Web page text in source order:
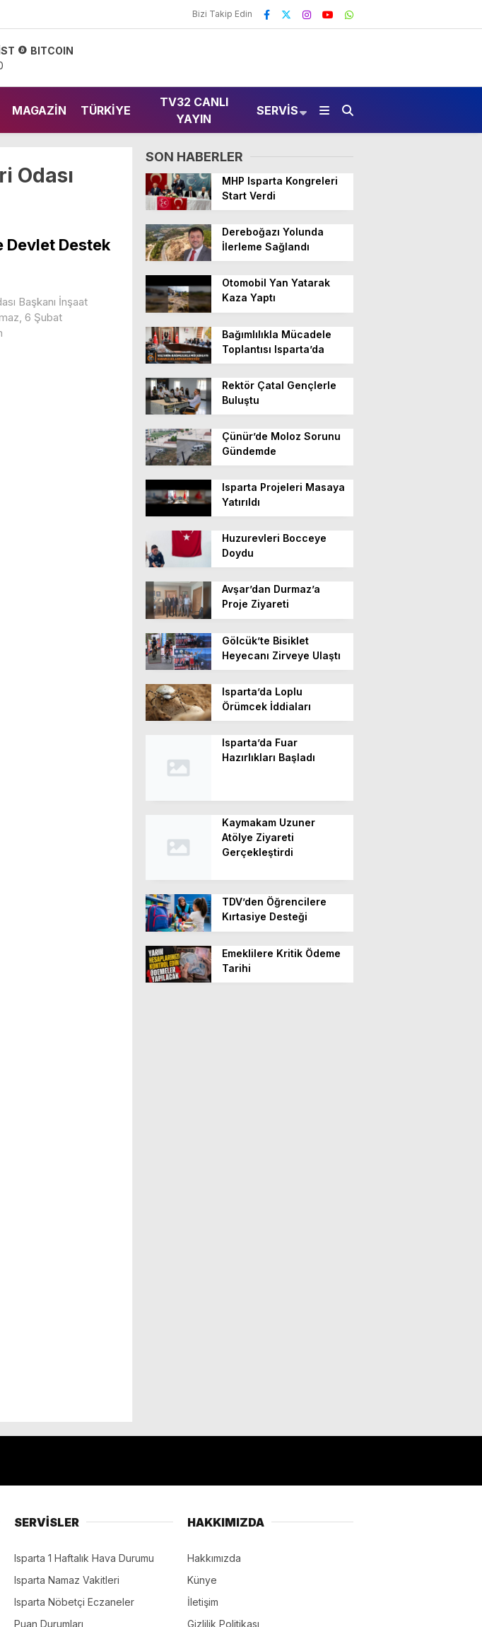
Bizi Takip Edin
BITCOIN
MAGAZIN TÜRKIYE
TV32 CANLI
YAYIN
SERVIS
Odası
Devlet Destek
Başkanı İnşaat
6 Şubat
SON HABERLER
MHP Isparta Kongreleri
Start Verdi
Dereboğazı Yolunda
İlerleme Sağlandı
Otomobil Yan Yatarak
Kaza Yaptı
Bağımlılıkla Mücadele
Toplantısı Isparta’da
Rektör Çatal Gençlerle
Buluştu
Çünür’de Moloz Sorunu
Gündemde
Isparta Projeleri Masaya
Yatırıldı
Huzurevleri Bocceye
Doydu
Avşar’dan Durmaz’a
Proje Ziyareti
Gölcük’te Bisiklet
Heyecanı Zirveye Ulaştı
Isparta’da Loplu
Örümcek İddiaları
Isparta’da Fuar
Hazırlıkları Başladı
Kaymakam Uzuner
Atölye Ziyareti
Gerçekleştirdi
TDV’den Öğrencilere
Kırtasiye Desteği
Emeklilere Kritik Ödeme
Tarihi
SERVİSLER
Isparta 1 Haftalık Hava Durumu
Isparta Namaz Vakitleri
Isparta Nöbetçi Eczaneler
Puan Durumları
HAKKIMIZDA
Hakkımızda
Künye
İletişim
Gizlilik Politikası